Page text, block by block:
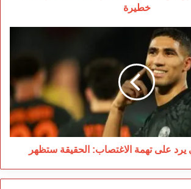
خطيرة
على تهمة الاغتصاب: الحقيقة ستظهر